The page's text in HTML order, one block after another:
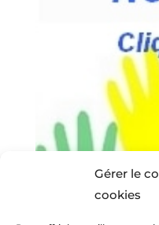
Gérer le
cookies